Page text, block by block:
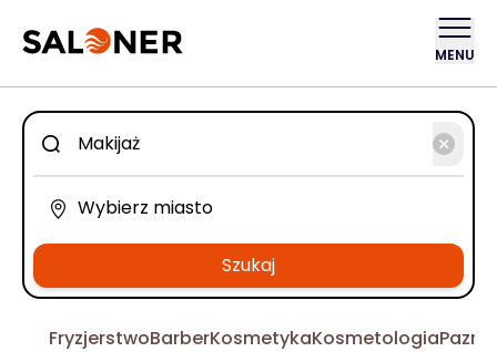
MENU
Szukaj
FryzjerstwoBarberKosmetykaKosmetologia